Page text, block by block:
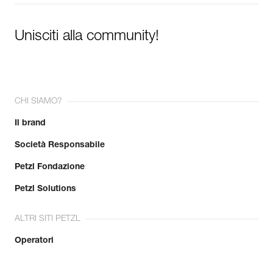
Unisciti alla community!
CHI SIAMO?
Il brand
Società Responsabile
Petzl Fondazione
Petzl Solutions
ALTRI SITI PETZL
Operatori